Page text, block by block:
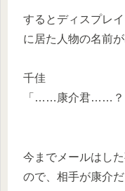
するとディスプレ
に居た人物の名前が
千佳
「……康介君……？
今までメールはし
ので、相手が康介